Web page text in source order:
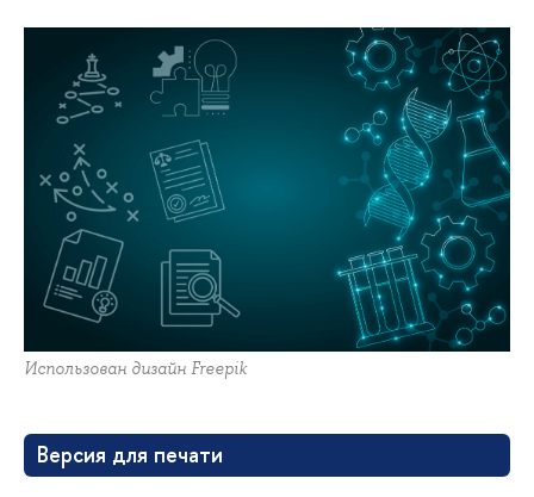
Использован дизайн Freepik
Версия для печати